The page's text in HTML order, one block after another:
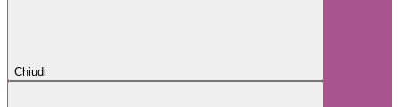
Chiudi